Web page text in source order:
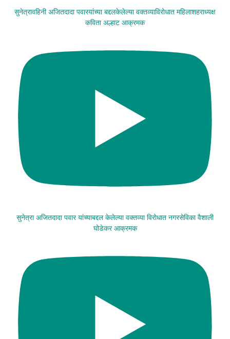
सुनेत्रावहिनी अजितदादा पवारयांच्या बद्दलकेलेल्या वक्तव्याविरोधात महिलाशहराध्यक्ष
कविता अल्हाट आक्रमक
सुनेत्रा अजितदादा पवार यांच्याबद्दल केलेल्या वक्तव्या विरोधात नगरसेविका वैशाली
घोडेकर आक्रमक